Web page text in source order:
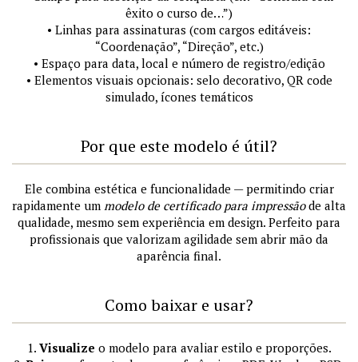
êxito o curso de…”)
• Linhas para assinaturas (com cargos editáveis:
“Coordenação”, “Direção”, etc.)
• Espaço para data, local e número de registro/edição
• Elementos visuais opcionais: selo decorativo, QR code
simulado, ícones temáticos
Por que este modelo é útil?
Ele combina estética e funcionalidade — permitindo criar
rapidamente um modelo de certificado para impressãode alta
qualidade, mesmo sem experiência em design. Perfeito para
profissionais que valorizam agilidade sem abrir mão da
aparência final.
Como baixar e usar?
1. Visualize o modelo para avaliar estilo e proporções.